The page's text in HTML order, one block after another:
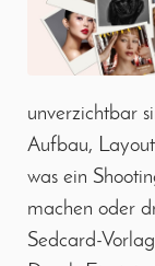
unverzichtbar
Aufbau,
was ein
machen oder
Sedcard-